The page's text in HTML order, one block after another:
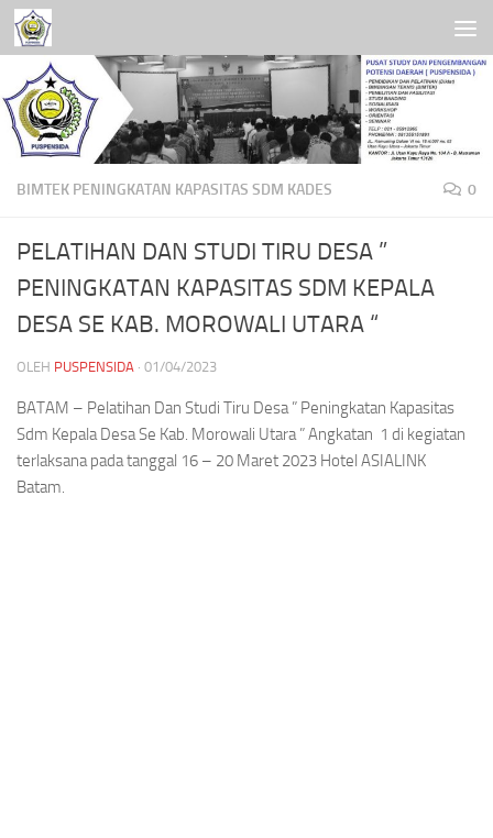
Skip to content
BIMTEK PENINGKATAN KAPASITAS SDM KADES 0
PELATIHAN DAN STUDI TIRU DESA ”
PENINGKATAN KAPASITAS SDM KEPALA
DESA SE KAB. MOROWALI UTARA “
OLEH PUSPENSIDA · 01/04/2023
BATAM – Pelatihan Dan Studi Tiru Desa ” Peningkatan Kapasitas
Sdm Kepala Desa Se Kab. Morowali Utara ” Angkatan 1 di kegiatan
terlaksana pada tanggal 16 – 20 Maret 2023 Hotel ASIALINK
Batam.